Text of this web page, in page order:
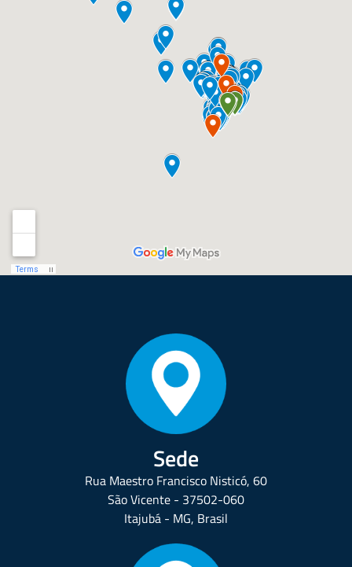
Sede
Rua Maestro Francisco Nisticó, 60
São Vicente - 37502-060
Itajubá - MG, Brasil